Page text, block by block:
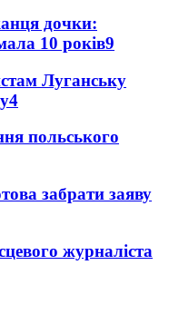
дочки:
10 років9
Луганську
4
польського
забрати заяву
журналіста